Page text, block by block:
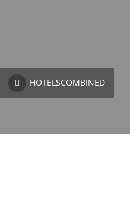
HOTELSCOMBINED